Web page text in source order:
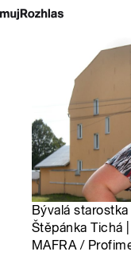
Bývalá
Štěpánka Tichá
MAFRA /